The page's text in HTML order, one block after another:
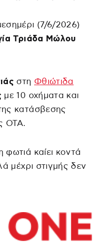
(7/6/2026)
Τριάδα Μώλου
στη Φθιώτιδα
με 10 οχήματα και
κατάσβεσης
ΟΤΑ.
καίει κοντά
μέχρι στιγμής δεν